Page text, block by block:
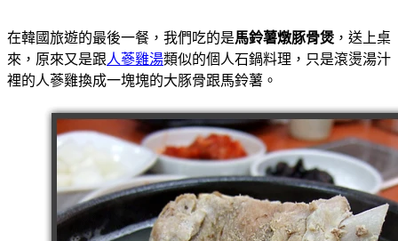
在韓國旅遊的最後一餐，我們吃的是馬鈴薯燉豚骨煲 ，送上桌
來，原來又是跟人蔘雞湯類似的個人石鍋料理，只是滾燙湯汁
裡的人蔘雞換成一塊塊的大豚骨跟馬鈴薯。